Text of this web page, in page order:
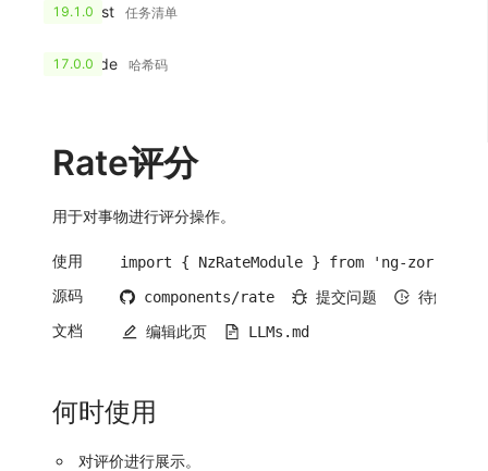
CheckList 任务清单
19.1.0
HashCode 哈希码
17.0.0
Rate评分
用于对事物进行评分操作。
使用 import { NzRateModule } from 'ng-zorro-
源码 components/rate 提交问题 待解决
文档 编辑此页 LLMs.md
何时使用
对评价进行展示。